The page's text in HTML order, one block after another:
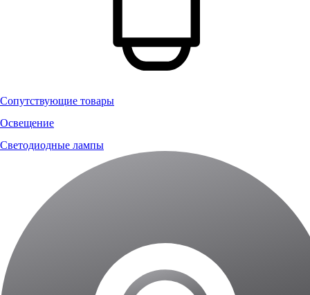
Сопутствующие товары
Освещение
Светодиодные лампы